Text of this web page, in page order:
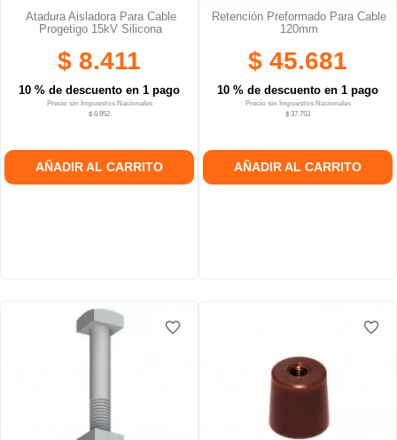
Atadura Aisladora Para Cable
Progetigo 15kV Silicona
$ 8.411
10 % de descuento en 1 pago
Precio sin Impuestos Nacionales
$ 6.952
AÑADIR AL CARRITO
Retención Preformado Para Cable
120mm
$ 45.681
10 % de descuento en 1 pago
Precio sin Impuestos Nacionales
$ 37.753
AÑADIR AL CARRITO
favorite_border
favorite_border
favorite_border favorite_border
favorite_border
favorite_border